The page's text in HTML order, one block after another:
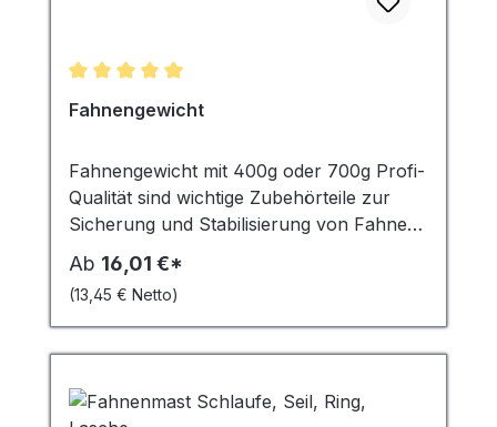
Durchschnittliche Bewertung von 5 von 5 Sternen
Fahnengewicht
Fahnengewicht mit 400g oder 700g Profi-
Qualität sind wichtige Zubehörteile zur
Sicherung und Stabilisierung von Fahnen
und Bannern. Sie fungieren als
Kletterstoppgewicht, das heisst, sie
verhindern, dass die Fahne oder das
Banner sich um den Fahnenmast wickelt.
In stürmischen Windverhältnissen spielen
sie eine entscheidende Rolle, indem sie das
Flattern der Fahne minimieren und
Ab 16,01 €*
(13,45 € Netto)